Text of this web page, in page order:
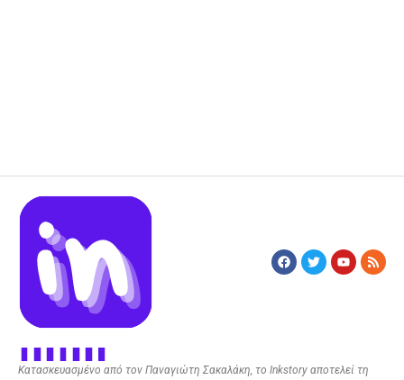
Κατασκευασμένο από τον Παναγιώτη Σακαλάκη, το Inkstory αποτελεί τη